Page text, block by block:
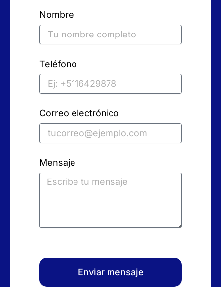
Nombre
Teléfono
Correo electrónico
Mensaje
Enviar mensaje